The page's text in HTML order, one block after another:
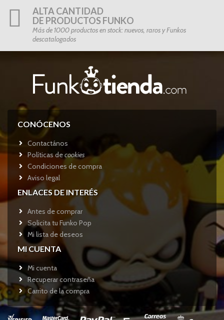
ALTA CANTIDAD
DE PRODUCTOS FUNKO
Más de 1000 productos en stock: nuevos, raros y Funkos
descatalogados
CONÓCENOS
Contactános
Políticas decookies
Condiciones de compra
Aviso legal
ENLACES DE INTERÉS
Antes de comprar
Solicita tu Funko Pop
Mi lista de deseos
MI CUENTA
Mi cuenta
Recuperar contraseña
Carrito de la compra